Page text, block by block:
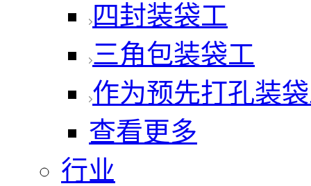
四封装袋工
三角包装袋工
作为预先打孔装
查看更多
行业